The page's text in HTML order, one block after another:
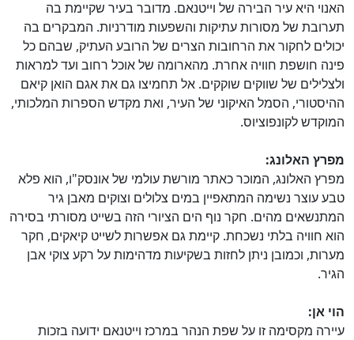
האנוי היא עיר הבירה של וייטנאם. מדובר בעיר שקיימת בה
תערובת של מסורות עתיקות והשפעות מודרניות. המבקרים בה
יכולים לחקור את הרחובות הצרים של הרובע העתיק, שבהם כל
פינה חושפת חוויה אחרת. מהארומה של אוכל רחוב ועד למראות
ולצלילים של שווקים שוקקים. אל תחמיצו גם את אגם הואן קיאם
ההיסטורי, הסמל האיקוני של העיר, ואת מקדש הספרות המלכותי,
המוקדש לקונפוציוס.
מפרץ האלונג:
מפרץ האלונג, המוכר כאתר מורשת עולמי של אונסק"ו, הוא פלא
טבע עוצר נשימה המתאפיין במים צלולים וצוקים מאבן גיר
המתנשאים מהים. חקר נוף הים הציורי הזה בשייט מסורתי בסירה
הוא חוויה בלתי נשכחת. קיימת גם אפשרות לשייט קיאקים, חקר
מערות, וכמובן ניתן לחזות בשקיעות מדהימות על רקע צוקי אבן
הגיר.
הוי אן:
עיירה מקסימה זו על שפת הנהר במרכז וייטנאם ידועה בזכות